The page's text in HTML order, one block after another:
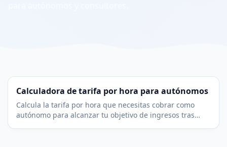
Calculadora de tarifa por hora para autónomos
Calcula la tarifa por hora que necesitas cobrar como
autónomo para alcanzar tu objetivo de ingresos tras